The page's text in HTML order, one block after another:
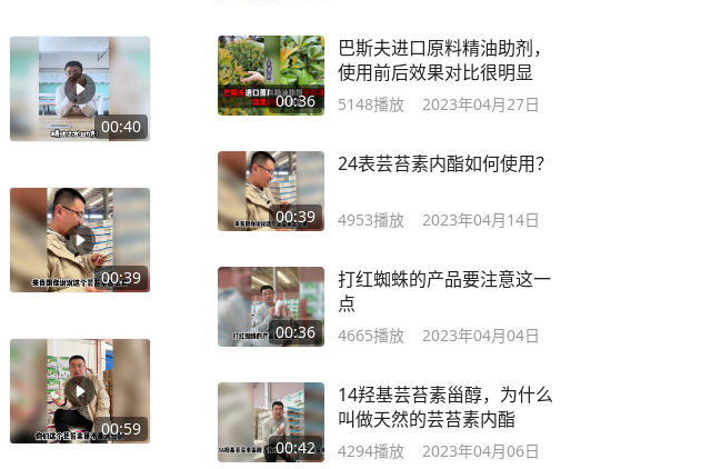
00:40
00:39
00:59
00:36
巴斯夫进口原料精油助剂，
使用前后效果对比很明显
5148播放 2023年04月27日
00:39
24表芸苔素内酯如何使用？
4953播放 2023年04月14日
00:36
打红蜘蛛的产品要注意这一
点
4665播放 2023年04月04日
00:42
14羟基芸苔素甾醇，为什么
叫做天然的芸苔素内酯
4294播放 2023年04月06日